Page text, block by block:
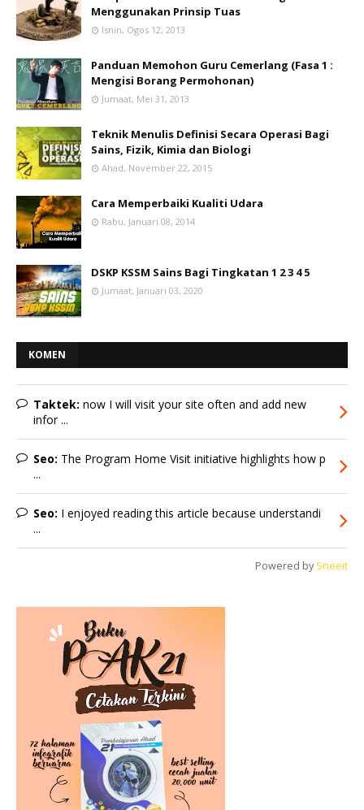
Menggunakan Prinsip Tuas
Isnin, Ogos 12, 2013
Panduan Memohon Guru Cemerlang (Fasa 1 :
Mengisi Borang Permohonan)
Jumaat, Mei 31, 2013
Teknik Menulis Definisi Secara Operasi Bagi
Sains, Fizik, Kimia dan Biologi
Ahad, November 22, 2015
Cara Memperbaiki Kualiti Udara
Rabu, Januari 08, 2014
DSKP KSSM Sains Bagi Tingkatan 1 2 3 4 5
Jumaat, Januari 03, 2020
KOMEN
Taktek: now I will visit your site often and add new
infor ...
Seo: The Program Home Visit initiative highlights how p
...
Seo: I enjoyed reading this article because understandi
...
Powered by Sneeit